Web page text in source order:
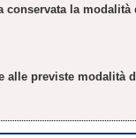
conservata la
alle previste